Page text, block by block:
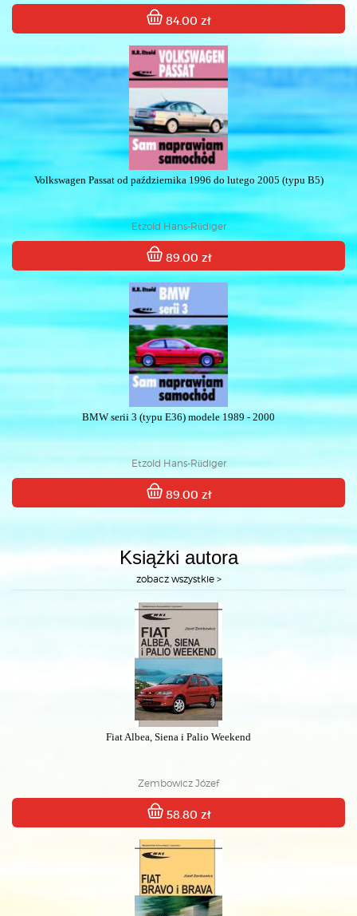
84.00 zł
Volkswagen Passat od października 1996 do lutego 2005 (typu B5)
Etzold Hans-Rüdiger
89.00 zł
BMW serii 3 (typu E36) modele 1989 - 2000
Etzold Hans-Rüdiger
89.00 zł
Książki autora
zobacz wszystkie >
Fiat Albea, Siena i Palio Weekend
Zembowicz Józef
58.80 zł